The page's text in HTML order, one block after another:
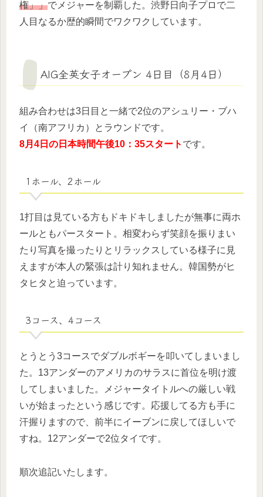
権」」でメジャーを制覇した。渋野日向子プロで二
人目なるか歴的瞬間でワクワクしています。
AIG全英女子オープン 4日目（8月4日）
組み合わせは3日目と一緒で2位のアシュリー・ブハ
イ（南アフリカ）とラウンドです。
8月4日の日本時間午後10：35スタート です。
1ホール、2ホール
1打目は見ている方もドキドキしましたが無事に両ホ
ールともパースタート。相変わらず笑顔を振りまい
たり写真を撮ったりとリラックスしている様子に見
えますが本人の緊張は計り知れません。韓国勢がヒ
タヒタと迫っています。
3コース、4コース
とうとう3コースでダブルボギーを叩いてしまいまし
た。13アンダーのアメリカのサラスに首位を明け渡
してしまいました。メジャータイトルへの厳しい戦
いが始まったという感じです。応援してる方も手に
汗握りますので、前半にイーブンに戻してほしいで
すね。12アンダーで2位タイです。
順次追記いたします。